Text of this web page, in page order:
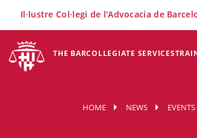
THE BARCOLLEGIATE SERVICES
Il·lustre Col·legi de l'Advocacia de
HOME NEWS EVENTS